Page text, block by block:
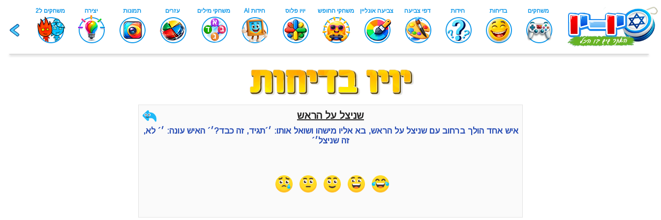
שניצל על הראש
איש אחד הולך ברחוב עם שניצל על הראש, בא אליו מישהו ושואל אותו: ׳´תגיד, זה כבד?׳´ האיש עונה: ׳´ לא,
זה שניצל׳´